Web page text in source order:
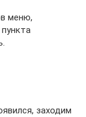
меню,
заходим